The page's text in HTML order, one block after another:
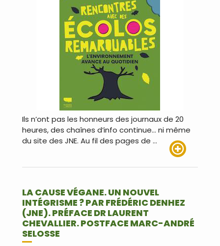
Ils n’ont pas les honneurs des journaux de 20
heures, des chaînes d’info continue… ni même
du site des JNE. Au fil des pages de …
LA CAUSE VÉGANE. UN NOUVEL
INTÉGRISME ? PAR FRÉDÉRIC DENHEZ
(JNE). PRÉFACE DR LAURENT
CHEVALLIER. POSTFACE MARC-ANDRÉ
SELOSSE